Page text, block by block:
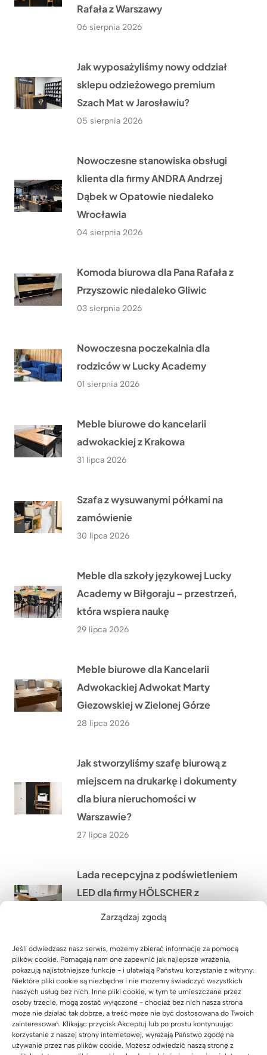
Zarządzaj zgodą
Jeśli odwiedzasz nasz serwis, możemy zbierać informacje za pomocą
plików cookie. Pomagają nam one zapewnić jak najlepsze wrażenia,
pokazują najistotniejsze funkcje - i ułatwiają Państwu korzystanie z witryny.
Niektóre pliki cookie są niezbędne i nie możemy świadczyć wszystkich
naszych usług bez nich. Inne pliki cookie, w tym te umieszczane przez
osoby trzecie, mogą zostać wyłączone - chociaż bez nich nasza strona
może nie działać tak dobrze, a treść może nie być dostosowana do Twoich
zainteresowań. Klikając przycisk Akceptuj lub po prostu kontynuując
korzystanie z naszej strony internetowej, wyrażają Państwo zgodę na
używanie przez nas plików cookie. Możesz odwiedzić naszą stronę z
Rafała z Warszawy
06 sierpnia 2026
Jak wyposażyliśmy nowy oddział
sklepu odzieżowego premium
Szach Mat w Jarosławiu?
05 sierpnia 2026
Nowoczesne stanowiska obsługi
klienta dla firmy ANDRA Andrzej
Dąbek w Opatowie niedaleko
Wrocławia
04 sierpnia 2026
Komoda biurowa dla Pana Rafała z
Przyszowic niedaleko Gliwic
03 sierpnia 2026
Nowoczesna poczekalnia dla
rodziców w Lucky Academy
01 sierpnia 2026
Meble biurowe do kancelarii
adwokackiej z Krakowa
31 lipca 2026
Szafa z wysuwanymi półkami na
zamówienie
30 lipca 2026
Meble dla szkoły językowej Lucky
Academy w Biłgoraju – przestrzeń,
która wspiera naukę
29 lipca 2026
Meble biurowe dla Kancelarii
Adwokackiej Adwokat Marty
Giezowskiej w Zielonej Górze
28 lipca 2026
Jak stworzyliśmy szafę biurową z
miejscem na drukarkę i dokumenty
dla biura nieruchomości w
Warszawie?
27 lipca 2026
Lada recepcyjna z podświetleniem
LED dla firmy HÖLSCHER z
Niemiec
Jak wyposażyliśmy siłownię
SixPack Fitness w Przeworsku w
meble na wymiar?
22 lipca 2026